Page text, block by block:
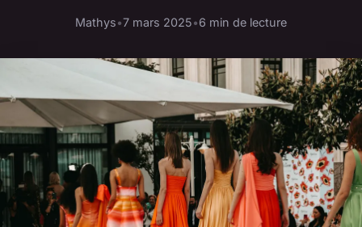
Mathys•7 mars 2025•6 min de lecture